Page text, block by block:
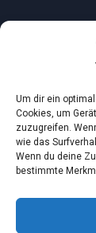
Um dir ein
Cookies, um
zuzugreifen.
wie das
Wenn du deine
bestimmte